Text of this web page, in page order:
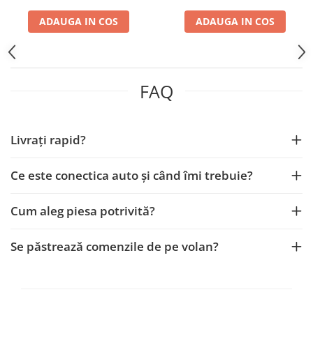
Porsche
Dodge
Navigații auto universale
Navigații universale 2DIN
Navigații universale 1DIN
ADAUGA IN COS ADAUGA IN COS
FAQ
Livrați rapid?
Ce este conectica auto și când îmi trebuie?
Cum aleg piesa potrivită?
Se păstrează comenzile de pe volan?